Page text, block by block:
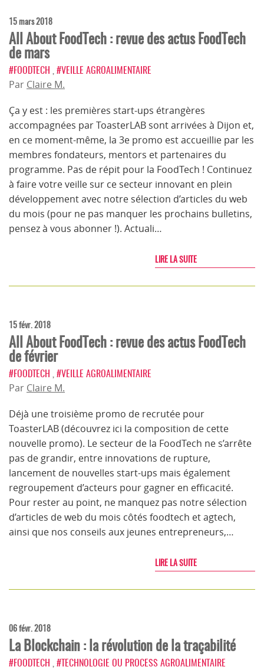
15 mars 2018
All About FoodTech : revue des actus FoodTech
de mars
#FOODTECH #VEILLE AGROALIMENTAIRE
Par Claire M.
Ça y est : les premières start-ups étrangères
accompagnées par ToasterLAB sont arrivées à Dijon et,
en ce moment-même, la 3e promo est accueillie par les
membres fondateurs, mentors et partenaires du
programme. Pas de répit pour la FoodTech ! Continuez
à faire votre veille sur ce secteur innovant en plein
développement avec notre sélection d’articles du web
du mois (pour ne pas manquer les prochains bulletins,
pensez à vous abonner !). Actuali…
LIRE LA SUITE
15 févr. 2018
All About FoodTech : revue des actus FoodTech
de février
#FOODTECH #VEILLE AGROALIMENTAIRE
Par Claire M.
Déjà une troisième promo de recrutée pour
ToasterLAB (découvrez ici la composition de cette
nouvelle promo). Le secteur de la FoodTech ne s’arrête
pas de grandir, entre innovations de rupture,
lancement de nouvelles start-ups mais également
regroupement d’acteurs pour gagner en efficacité.
Pour rester au point, ne manquez pas notre sélection
d’articles de web du mois côtés foodtech et agtech,
ainsi que nos conseils aux jeunes entrepreneurs,…
LIRE LA SUITE
06 févr. 2018
La Blockchain : la révolution de la traçabilité
#FOODTECH #TECHNOLOGIE OU PROCESS AGROALIMENTAIRE